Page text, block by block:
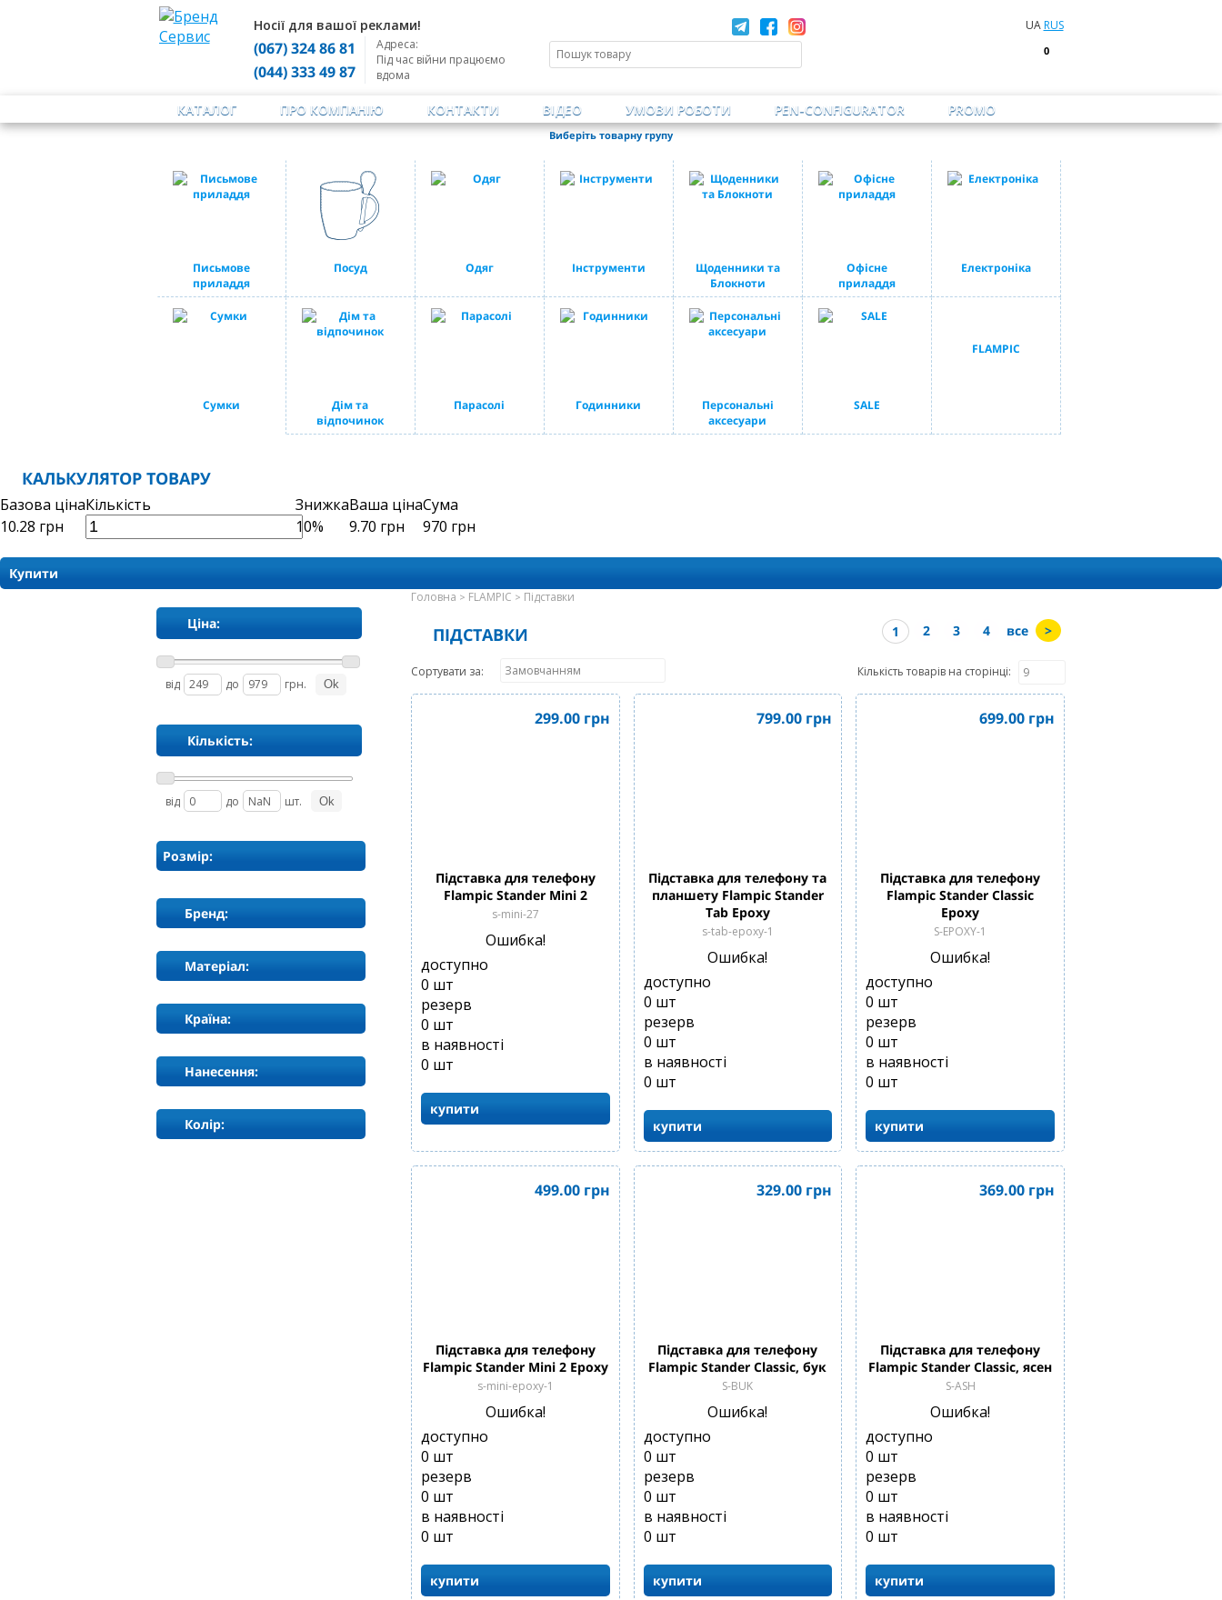
Носії для вашої реклами!
(067) 324 86 81
(044) 333 49 87
Адреса:
Під час війни працюємо
вдома
UA RUS
0
КАТАЛОГ ПРО КОМПАНІЮ КОНТАКТИ ВІДЕО УМОВИ РОБОТИ PEN-CONFIGURATOR PROMO
Письмове
приладдя
Посуд Одяг Інструменти
Щоденники та
Блокноти
Офісне
приладдя
Електроніка
Сумки
Дім та
відпочинок
Парасолі Годинники
Персональні
аксесуари
SALE
FLAMPIC
Виберіть товарну групу
КАЛЬКУЛЯТОР ТОВАРУ
Базова цінаКількість ЗнижкаВаша цінаСума
10.28 грн 10% 9.70 грн 970 грн
Купити
Ціна:
від до грн.
Кількість:
від до шт.
Розмір:
Бренд:
Матеріал:
Країна:
Нанесення:
Колір:
Головна > FLAMPIC > Підставки
ПІДСТАВКИ 1 2 3 4 все >
Сортувати за: Кількість товарів на сторінці:
299.00 грн
Підставка для телефону
Flampic Stander Mini 2
s-mini-27
Ошибка!
доступно
0 шт
резерв
0 шт
в наявності
0 шт
купити
799.00 грн
Підставка для телефону та
планшету Flampic Stander
Tab Epoxy
s-tab-epoxy-1
Ошибка!
доступно
0 шт
резерв
0 шт
в наявності
0 шт
купити
699.00 грн
Підставка для телефону
Flampic Stander Classic
Epoxy
S-EPOXY-1
Ошибка!
доступно
0 шт
резерв
0 шт
в наявності
0 шт
купити
499.00 грн
Підставка для телефону
Flampic Stander Mini 2 Epoxy
s-mini-epoxy-1
Ошибка!
доступно
0 шт
резерв
0 шт
в наявності
0 шт
купити
329.00 грн
Підставка для телефону
Flampic Stander Classic, бук
S-BUK
Ошибка!
доступно
0 шт
резерв
0 шт
в наявності
0 шт
купити
369.00 грн
Підставка для телефону
Flampic Stander Classic, ясен
S-ASH
Ошибка!
доступно
0 шт
резерв
0 шт
в наявності
0 шт
купити